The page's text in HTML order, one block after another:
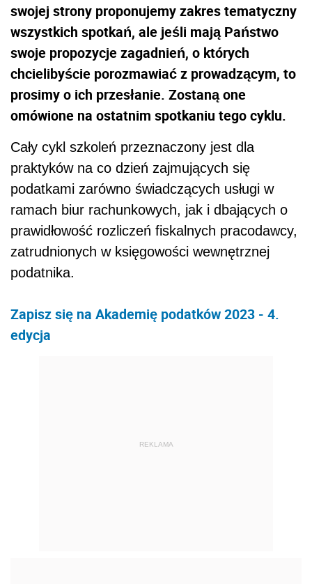
swojej strony proponujemy zakres tematyczny
wszystkich spotkań, ale jeśli mają Państwo
swoje propozycje zagadnień, o których
chcielibyście porozmawiać z prowadzącym, to
prosimy o ich przesłanie. Zostaną one
omówione na ostatnim spotkaniu tego cyklu.
Cały cykl szkoleń przeznaczony jest dla
praktyków na co dzień zajmujących się
podatkami zarówno świadczących usługi w
ramach biur rachunkowych, jak i dbających o
prawidłowość rozliczeń fiskalnych pracodawcy,
zatrudnionych w księgowości wewnętrznej
podatnika.
Zapisz się na Akademię podatków 2023 - 4.
edycja
REKLAMA